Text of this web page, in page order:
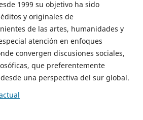
1999 su objetivo ha sido
y originales de
de las artes, humanidades y
atención en enfoques
convergen discusiones sociales,
que preferentemente
una perspectiva del sur global.